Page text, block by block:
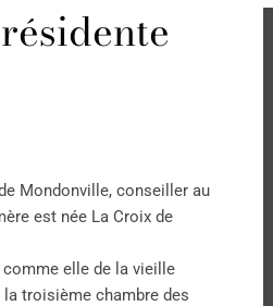
Mondonville, conseiller au
est née La Croix de
comme elle de la vieille
troisième chambre des